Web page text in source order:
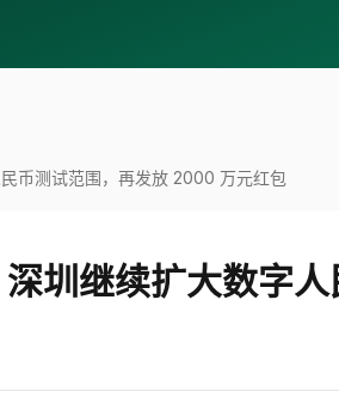
币测试范围，再发放 2000 万元红包
深圳继续扩大数字